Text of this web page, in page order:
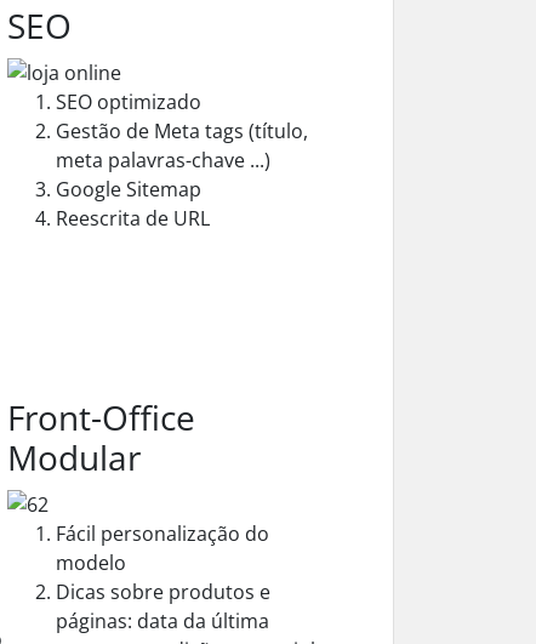
SEO
SEO optimizado
Gestão de Meta tags (título,
meta palavras-chave ...)
Google Sitemap
Reescrita de URL
Front-Office
Modular
Fácil personalização do
modelo
Dicas sobre produtos e
páginas: data da última